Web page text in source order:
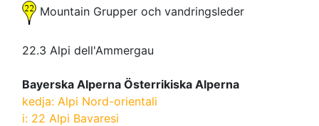
Mountain Grupper och vandringsleder
22.3 Alpi dell'Ammergau
Bayerska Alperna Österrikiska Alperna
kedja: Alpi Nord-orientali
i: 22 Alpi Bavaresi